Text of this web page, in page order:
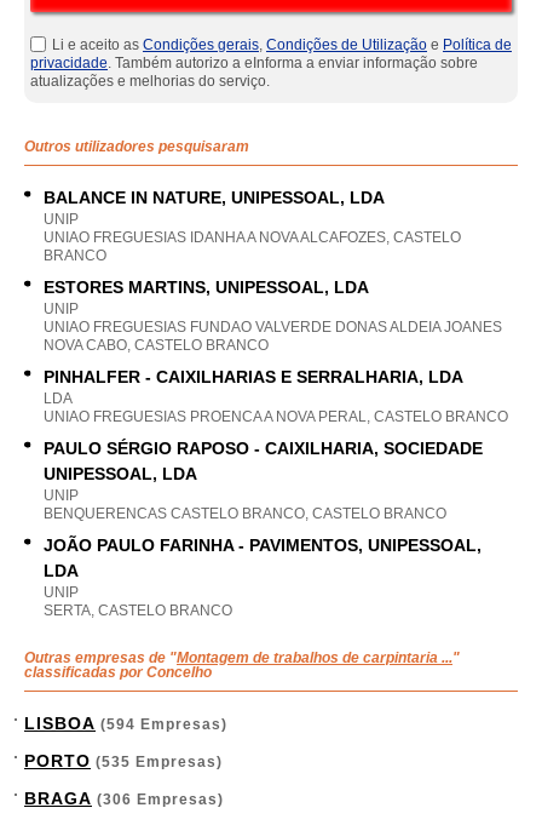
Li e aceito as Condições gerais, Condições de Utilização e Política de
privacidade. Também autorizo a eInforma a enviar informação sobre
atualizações e melhorias do serviço.
Outros utilizadores pesquisaram
BALANCE IN NATURE, UNIPESSOAL, LDA
UNIP
UNIAO FREGUESIAS IDANHA A NOVA ALCAFOZES, CASTELO
BRANCO
ESTORES MARTINS, UNIPESSOAL, LDA
UNIP
UNIAO FREGUESIAS FUNDAO VALVERDE DONAS ALDEIA JOANES
NOVA CABO, CASTELO BRANCO
PINHALFER - CAIXILHARIAS E SERRALHARIA, LDA
LDA
UNIAO FREGUESIAS PROENCA A NOVA PERAL, CASTELO BRANCO
PAULO SÉRGIO RAPOSO - CAIXILHARIA, SOCIEDADE
UNIPESSOAL, LDA
UNIP
BENQUERENCAS CASTELO BRANCO, CASTELO BRANCO
JOÃO PAULO FARINHA - PAVIMENTOS, UNIPESSOAL,
LDA
UNIP
SERTA, CASTELO BRANCO
Outras empresas de "Montagem de trabalhos de carpintaria ..."
classificadas por Concelho
LISBOA (594 Empresas)
PORTO (535 Empresas)
BRAGA (306 Empresas)